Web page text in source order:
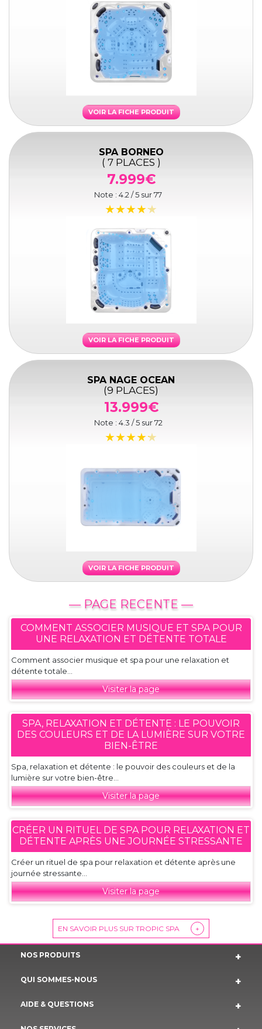
VOIR LA FICHE PRODUIT
SPA BORNEO
( 7 PLACES )
7.999€
Note : 4.2 / 5 sur77
VOIR LA FICHE PRODUIT
SPA NAGE OCEAN
(9 PLACES)
13.999€
Note : 4.3 / 5 sur72
VOIR LA FICHE PRODUIT
— PAGE RECENTE —
COMMENT ASSOCIER MUSIQUE ET SPA POUR
UNE RELAXATION ET DÉTENTE TOTALE
Comment associer musique et spa pour une relaxation et
détente totale...
Visiter la page
SPA, RELAXATION ET DÉTENTE : LE POUVOIR
DES COULEURS ET DE LA LUMIÈRE SUR VOTRE
BIEN-ÊTRE
Spa, relaxation et détente : le pouvoir des couleurs et de la
lumière sur votre bien-être...
Visiter la page
CRÉER UN RITUEL DE SPA POUR RELAXATION ET
DÉTENTE APRÈS UNE JOURNÉE STRESSANTE
Créer un rituel de spa pour relaxation et détente après une
journée stressante...
Visiter la page
EN SAVOIR PLUS SUR TROPIC SPA +
NOS PRODUITS
QUI SOMMES-NOUS
AIDE & QUESTIONS